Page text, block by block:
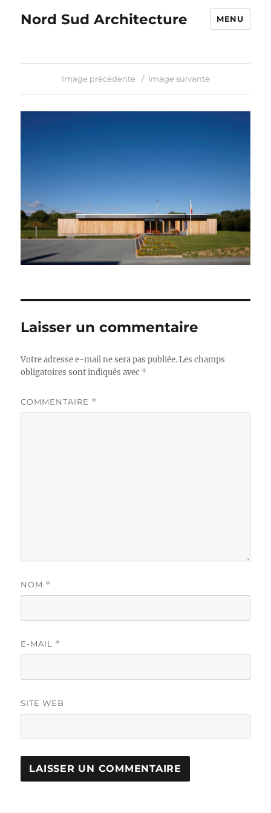
Nord Sud Architecture MENU
Image précédente Image suivante
Laisser un commentaire
Votre adresse e-mail ne sera pas publiée. Les champs
obligatoires sont indiqués avec *
COMMENTAIRE *
NOM *
E-MAIL *
SITE WEB